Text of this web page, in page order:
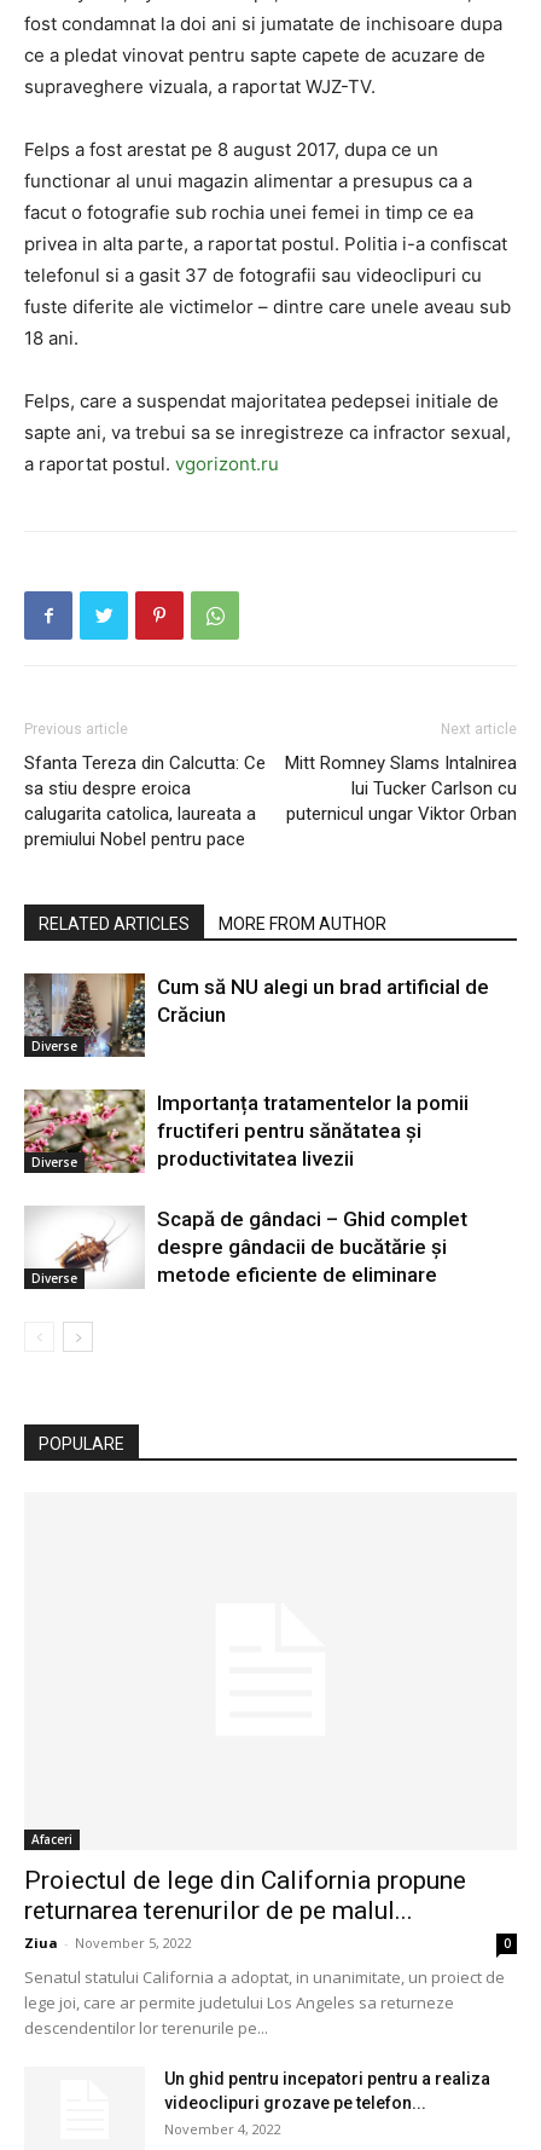
fost condamnat la doi ani si jumatate de inchisoare dupa
ce a pledat vinovat pentru sapte capete de acuzare de
supraveghere vizuala, a raportat WJZ-TV.
Felps a fost arestat pe 8 august 2017, dupa ce un
functionar al unui magazin alimentar a presupus ca a
facut o fotografie sub rochia unei femei in timp ce ea
privea in alta parte, a raportat postul. Politia i-a confiscat
telefonul si a gasit 37 de fotografii sau videoclipuri cu
fuste diferite ale victimelor – dintre care unele aveau sub
18 ani.
Felps, care a suspendat majoritatea pedepsei initiale de
sapte ani, va trebui sa se inregistreze ca infractor sexual,
a raportat postul. vgorizont.ru
Previous article
Sfanta Tereza din Calcutta: Ce
sa stiu despre eroica
calugarita catolica, laureata a
premiului Nobel pentru pace
Next article
Mitt Romney Slams Intalnirea
lui Tucker Carlson cu
puternicul ungar Viktor Orban
RELATED ARTICLES MORE FROM AUTHOR
Diverse
Cum să NU alegi un brad artificial de
Crăciun
Diverse
Importanța tratamentelor la pomii
fructiferi pentru sănătatea și
productivitatea livezii
Diverse
Scapă de gândaci – Ghid complet
despre gândacii de bucătărie și
metode eficiente de eliminare
POPULARE
Afaceri
Proiectul de lege din California propune
returnarea terenurilor de pe malul...
Ziua - November 5, 2022 0
Senatul statului California a adoptat, in unanimitate, un proiect de
lege joi, care ar permite judetului Los Angeles sa returneze
descendentilor lor terenurile pe...
Un ghid pentru incepatori pentru a realiza
videoclipuri grozave pe telefon...
November 4, 2022